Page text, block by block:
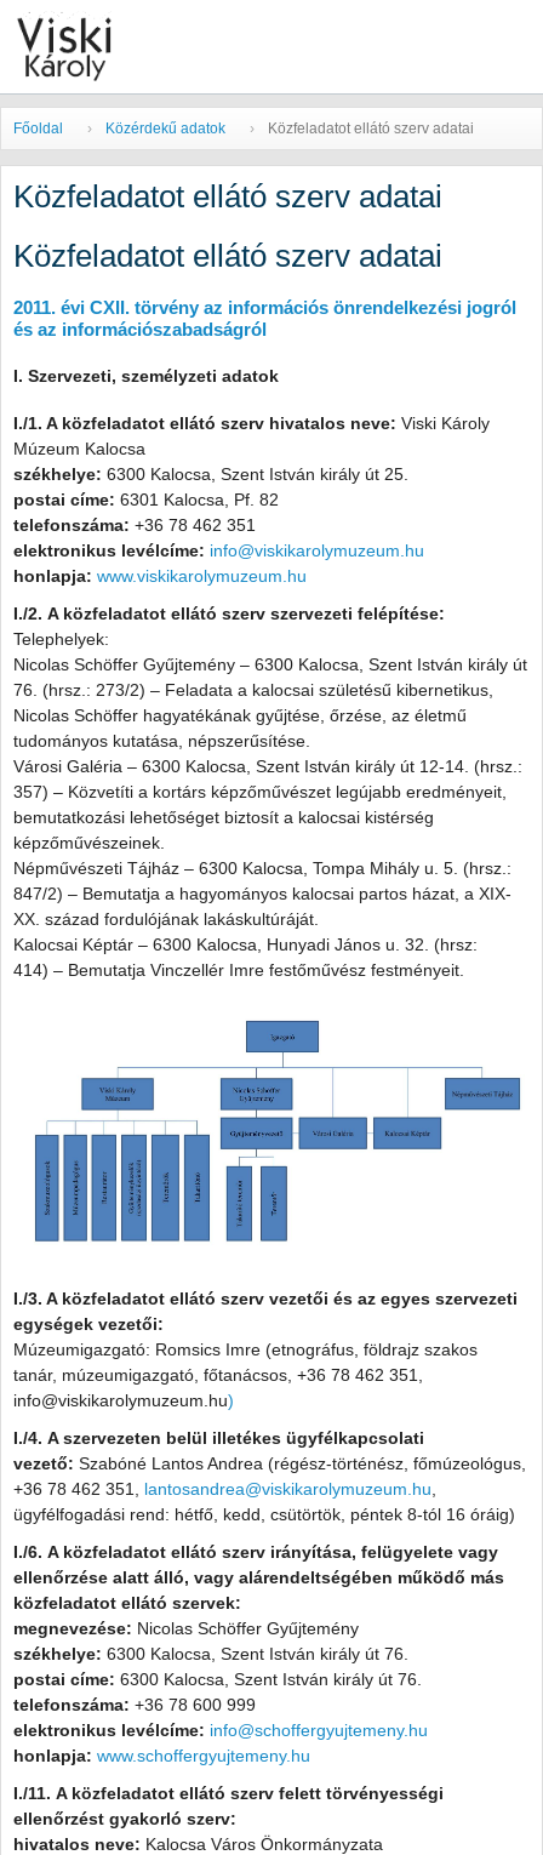
Főoldal Közérdekű adatok Közfeladatot ellátó szerv adatai
Közfeladatot ellátó szerv adatai
Közfeladatot ellátó szerv adatai
2011. évi CXII. törvény az információs önrendelkezési jogról
és az információszabadságról
I. Szervezeti, személyzeti adatok
I./1. A közfeladatot ellátó szerv hivatalos neve: Viski Károly
Múzeum Kalocsa
székhelye: 6300 Kalocsa, Szent István király út 25.
postai címe: 6301 Kalocsa, Pf. 82
telefonszáma: +36 78 462 351
elektronikus levélcíme: info@viskikarolymuzeum.hu
honlapja: www.viskikarolymuzeum.hu
I./2. A közfeladatot ellátó szerv szervezeti felépítése:
Telephelyek:
Nicolas Schöffer Gyűjtemény – 6300 Kalocsa, Szent István király út
76. (hrsz.: 273/2) – Feladata a kalocsai születésű kibernetikus,
Nicolas Schöffer hagyatékának gyűjtése, őrzése, az életmű
tudományos kutatása, népszerűsítése.
Városi Galéria – 6300 Kalocsa, Szent István király út 12-14. (hrsz.:
357) – Közvetíti a kortárs képzőművészet legújabb eredményeit,
bemutatkozási lehetőséget biztosít a kalocsai kistérség
képzőművészeinek.
Népművészeti Tájház – 6300 Kalocsa, Tompa Mihály u. 5. (hrsz.:
847/2) – Bemutatja a hagyományos kalocsai partos házat, a XIX-
XX. század fordulójának lakáskultúráját.
Kalocsai Képtár – 6300 Kalocsa, Hunyadi János u. 32. (hrsz:
414) – Bemutatja Vinczellér Imre festőművész festményeit.
I./3. A közfeladatot ellátó szerv vezetői és az egyes szervezeti
egységek vezetői:
Múzeumigazgató: Romsics Imre (etnográfus, földrajz szakos
tanár, múzeumigazgató, főtanácsos, +36 78 462 351,
info@viskikarolymuzeum.hu)
I./4. A szervezeten belül illetékes ügyfélkapcsolati
vezető: Szabóné Lantos Andrea (régész-történész, főmúzeológus,
+36 78 462 351, lantosandrea@viskikarolymuzeum.hu
ügyfélfogadási rend: hétfő, kedd, csütörtök, péntek 8-tól 16 óráig)
I./6. A közfeladatot ellátó szerv irányítása, felügyelete vagy
ellenőrzése alatt álló, vagy alárendeltségében működő más
közfeladatot ellátó szervek:
megnevezése: Nicolas Schöffer Gyűjtemény
székhelye: 6300 Kalocsa, Szent István király út 76.
postai címe: 6300 Kalocsa, Szent István király út 76.
telefonszáma: +36 78 600 999
elektronikus levélcíme: info@schoffergyujtemeny.hu
honlapja: www.schoffergyujtemeny.hu
I./11. A közfeladatot ellátó szerv felett törvényességi
ellenőrzést gyakorló szerv:
hivatalos neve: Kalocsa Város Önkormányzata
2011.
évi
CXII.
törvényhez